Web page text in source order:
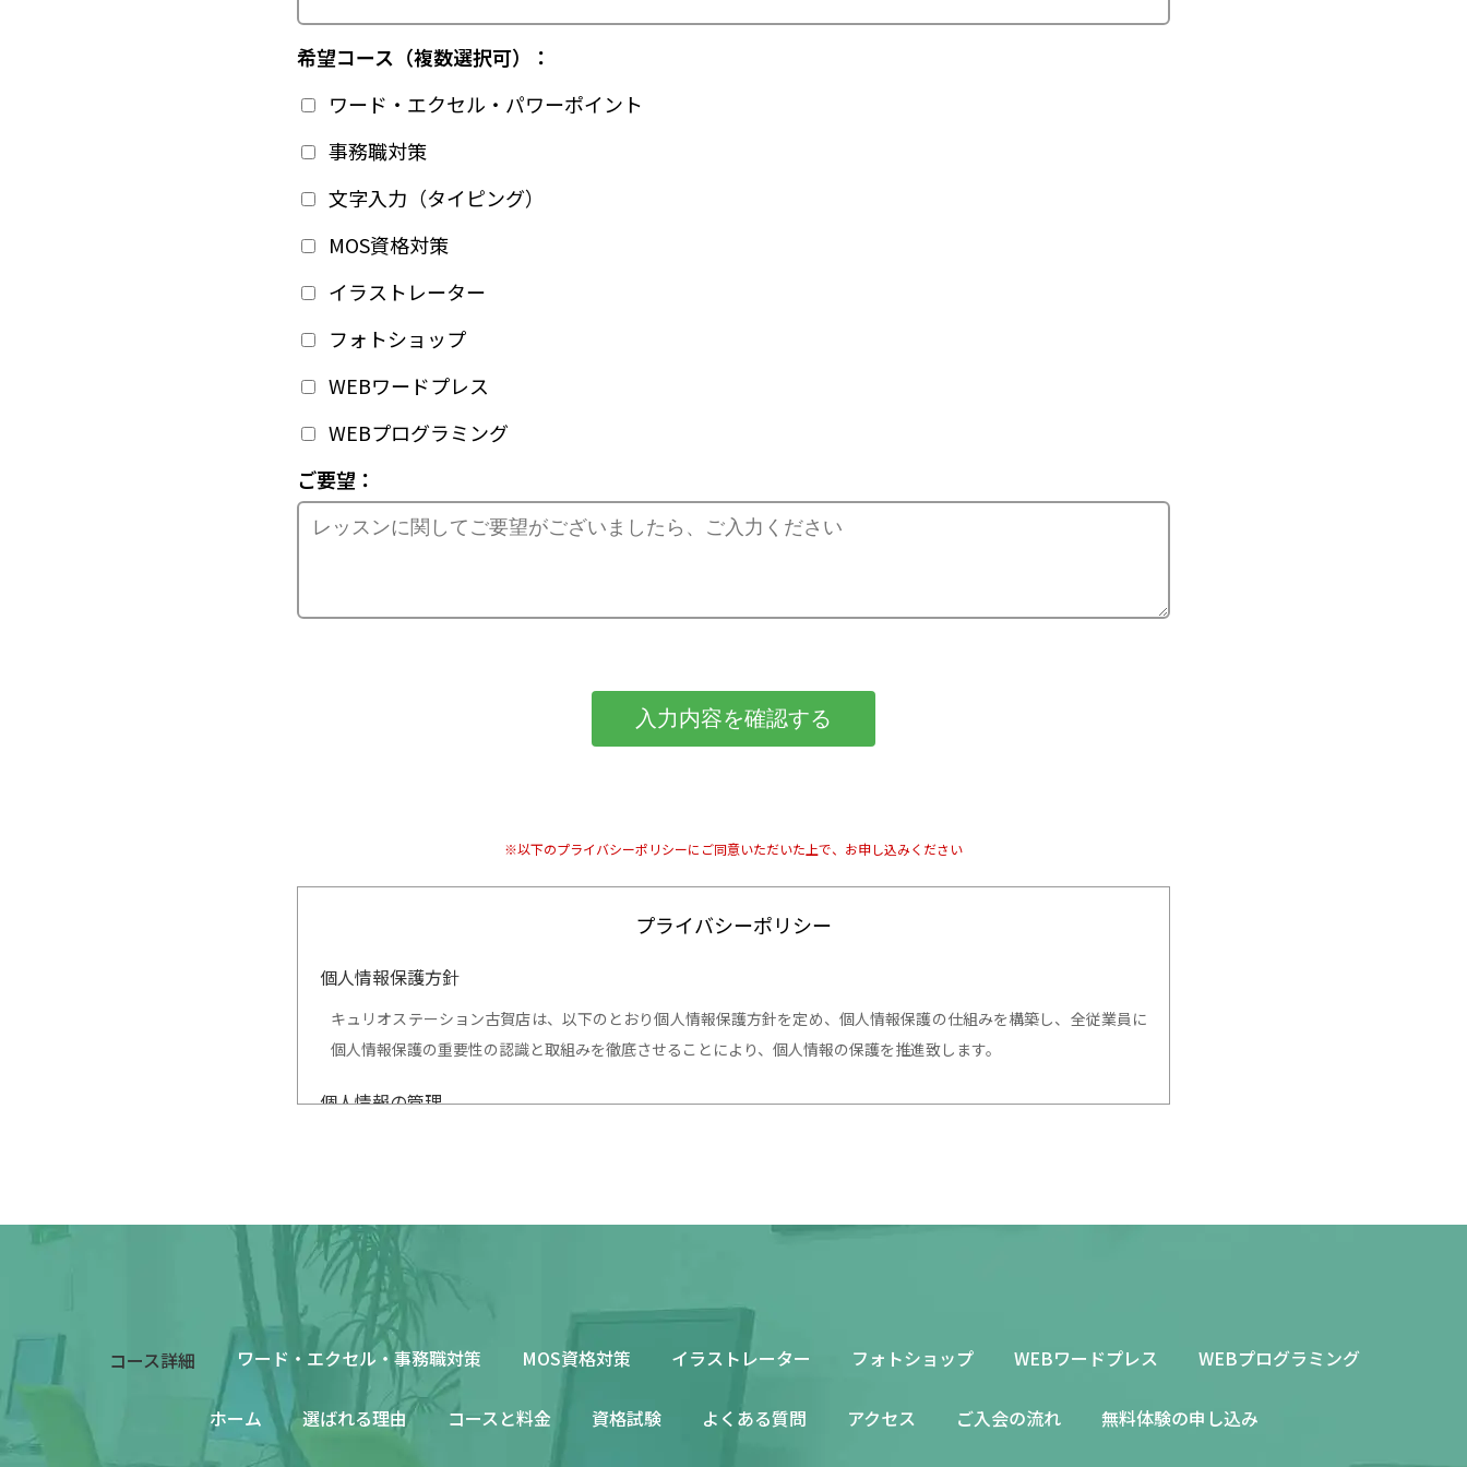
希望コース（複数選択可）：
ワード・エクセル・パワーポイント
事務職対策
文字入力（タイピング）
MOS資格対策
イラストレーター
フォトショップ
WEBワードプレス
WEBプログラミング
ご要望：
入力内容を確認する
※以下のプライバシーポリシーにご同意いただいた上で、お申し込みください
プライバシーポリシー
個人情報保護方針
キュリオステーション古賀店は、以下のとおり個人情報保護方針を定め、個人情報保護の仕組みを構築し、全従業員に
個人情報保護の重要性の認識と取組みを徹底させることにより、個人情報の保護を推進致します。
個人情報の管理
個人情報の利用目的
お客様からお預かりした個人情報は、当スクールからのご連絡や業務のご案内やご質問に対する回答として、電子メー
ルや資料のご送付に利用いたします。
個人情報の第三者への開示・提供の禁止
当スクールは、お客様よりお預かりした個人情報を適切に管理し、次のいずれかに該当する場合を除き、個人情報を第
コース詳細 ワード・エクセル・事務職対策 MOS資格対策 イラストレーター フォトショップ WEBワードプレス WEBプログラミング
ホーム 選ばれる理由 コースと料金 資格試験 よくある質問 アクセス ご入会の流れ 無料体験の申し込み